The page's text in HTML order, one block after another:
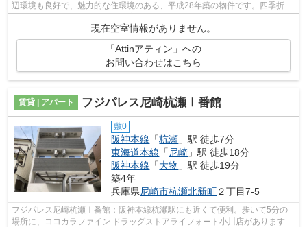
辺環境も良好で、魅力的な住環境のある、平成28年築の物件です。四季折々
現在空室情報がありません。
「Attinアティン」への
お問い合わせはこちら
賃貸 | アパート フジパレス尼崎杭瀬Ⅰ番館
敷0
阪神本線 「杭瀬 」駅 徒歩7分
東海道本線 「 尼崎 」駅 徒歩18分
阪神本線 「大物 」駅 徒歩19分
築4年
兵庫県尼崎市杭瀬北新町２丁目7-5
フジパレス尼崎杭瀬Ⅰ番館：阪神本線杭瀬駅にも近くて便利。歩いて5分の
場所に、ココカラファイン ドラッグストアライフォート小川店があります。